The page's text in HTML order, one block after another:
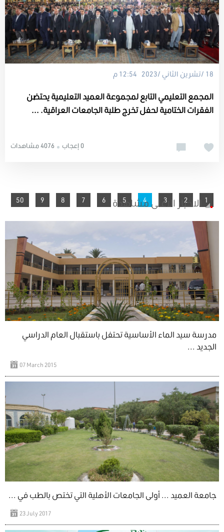
18 /تشرين الثاني /2023 12:54 م
المجمع التعليمي التابع لمجموعة العميد التعليمية يحتضن
الفقرات الختامية لحفل تخرج طلبة الجامعات العراقية. ...
4076 مشاهدات 0 إعجاب
1
2
3
You're on page
4
5
6
7
8
9
50 الاخبار الاعلى مشاهدة
مدرسة سيد الماء الأساسية تحتفل باستقبال العام الدراسي
الجديد ...
07 March 2015
جامعة العميد ... أولى الجامعات الأهلية التي تختص بالطب في ...
23 July 2017